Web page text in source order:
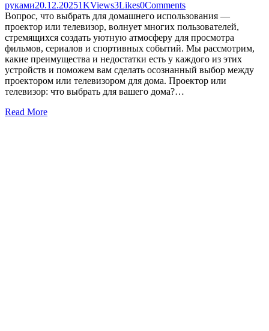
руками20.12.20251KViews3Likes0Comments
Вопрос, что выбрать для домашнего использования —
проектор или телевизор, волнует многих пользователей,
стремящихся создать уютную атмосферу для просмотра
фильмов, сериалов и спортивных событий. Мы рассмотрим,
какие преимущества и недостатки есть у каждого из этих
устройств и поможем вам сделать осознанный выбор между
проектором или телевизором для дома. Проектор или
телевизор: что выбрать для вашего дома?…
Read More